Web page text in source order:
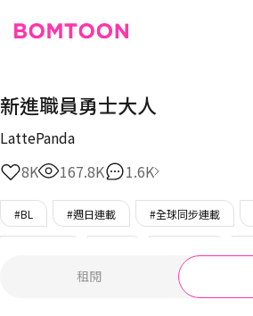
新進職員勇士大人
LattePanda
8K
167.8K 1.6K
#BL #週日連載 #全球同步連載
#後悔受 #都市奇幻
租閱